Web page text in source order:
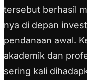
tersebut berhasil
nya di depan
pendanaan awal.
akademik dan
sering kali